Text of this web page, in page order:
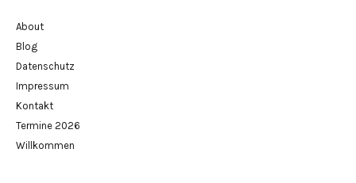
About
Blog
Datenschutz
Impressum
Kontakt
Termine 2026
Willkommen